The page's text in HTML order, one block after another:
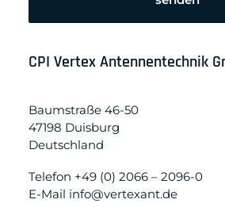
CPI Vertex Antennentechnik
Baumstraße 46-50
47198 Duisburg
Deutschland
Telefon +49 (0) 2066 – 2096-0
E-Mail info@vertexant.de